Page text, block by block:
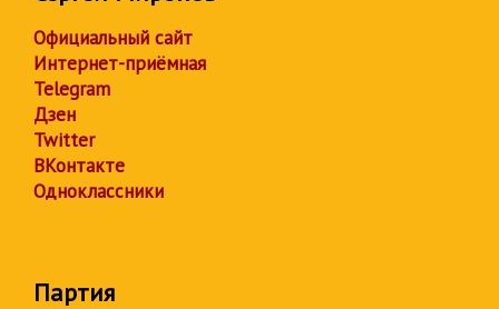
Официальный сайт
Интернет-приёмная
Telegram
Дзен
Twitter
ВКонтакте
Одноклассники
Партия